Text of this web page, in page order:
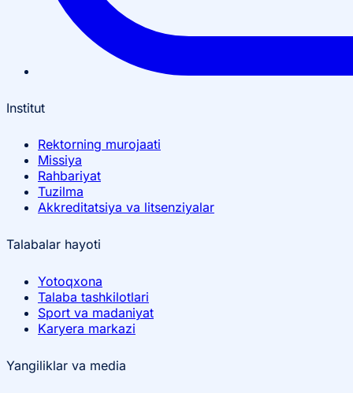
Institut
Rektorning murojaati
Missiya
Rahbariyat
Tuzilma
Akkreditatsiya va litsenziyalar
Talabalar hayoti
Yotoqxona
Talaba tashkilotlari
Sport va madaniyat
Karyera markazi
Yangiliklar va media